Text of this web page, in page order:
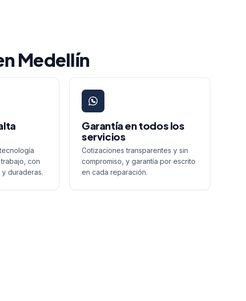
Medellín
con
duraderas.
Garantía en todos los
servicios
Cotizaciones transparentes y sin
compromiso, y garantía por escrito
en cada reparación.